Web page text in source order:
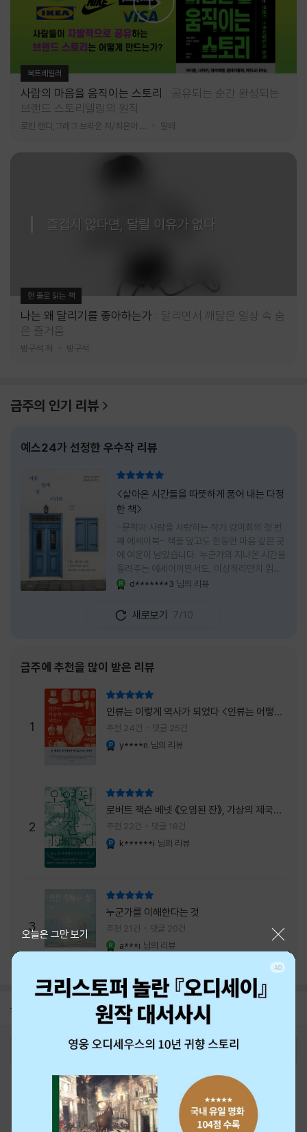
북트레일러
사람의 마음을 움직이는 스토리
공유되는 순간 완성되는
브랜드 스토리텔링의 원칙
알레
즐겁지 않다면, 달릴 이유가 없다
한 줄로 읽는 책
나는 왜 달리기를 좋아하는가
달리면서 깨달은 일상 속 숨
은 즐거움
방구석 저 방구석
금주의 인기 리뷰
예스24가 선정한 우수작 리뷰
<살아온 시간들을 따뜻하게 품어 내는 다정
한 책>
-문학과 사람을 사랑하는 작가 강미희의 첫 번
째 에세이북- 책을 덮고도 한동안 마음 깊은 곳
에 여운이 남았습니다. 누군가의 지나온 시간을
들려주는 에세이이면서도, 이상하리만치 읽는
사람 자신의 삶을 다시 돌아보게 만드는 책이었
으로 머물지 않고, 각자의 상처와 후회, 다 지나
온 줄 알았던 마음의 결을 가만히 비추는 거울
는다는 것, 대신 지나온 시간 속에서 비로소 알
있고 무너지지 않는 것보다 다시 일어서는 일이
더 중요하다는 사실을 담담하게 보여줍니다. 그
래서 읽는 내내 위로가 과장되지 않았고, 오히
려 그 절제된 진심 덕분에 더 오래 마음에 남았
습니다. 책 곳곳에
d*******3 님의 리뷰
새로보기 7/10
금주에 추천을 많이 받은 리뷰
1
인류는 이렇게 역사가 되었다 <인류는 어떻게
역사가 되었나>
추천 24건 댓글 25건
y****n 님의 리뷰
2
로버트 잭슨 베넷 《오염된 잔》, 가상의 제국이
주는 실감과 미스터리 사건의 치밀함이 이루어
내는 최상의 시너지...
추천 22건 댓글 18건
k******i 님의 리뷰
3
누군가를 이해한다는 것
추천 21건 댓글 20건
a***i 님의 리뷰
공지 26년 NBCI 수상 안내
2026-08-01
오늘은 그만 보기
로그인 최근 본 상품 주문/배송
고객센터 1544-3800 티켓 1544-6399
중고샵 1566-4295
eBook 1:1문의/채팅상담
예스이십사(주) 사업자 정보